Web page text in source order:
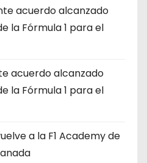
acuerdo alcanzado
la Fórmula 1 para el
acuerdo alcanzado
la Fórmula 1 para el
a la F1 Academy de